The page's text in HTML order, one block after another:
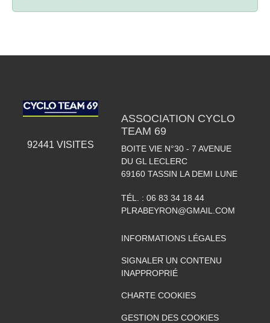
92441 VISITES
ASSOCIATION CYCLO
TEAM 69
BOITE VIE N°30 - 7 AVENUE
DU GL LECLERC
69160 TASSIN LA DEMI LUNE
TÉL. : 06 83 34 18 44
PLRABEYRON@GMAIL.COM
INFORMATIONS LÉGALES
SIGNALER UN CONTENU
INAPPROPRIÉ
CHARTE COOKIES
GESTION DES COOKIES